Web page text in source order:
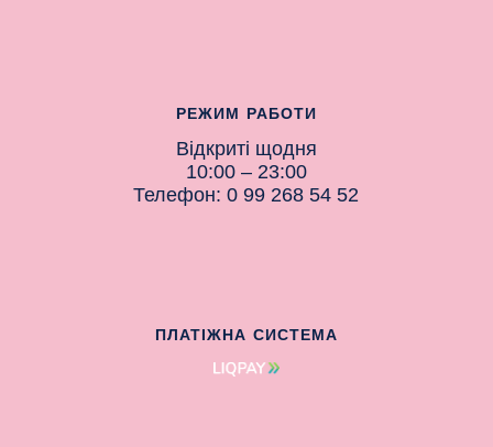
РЕЖИМ РАБОТИ
Відкриті щодня
10:00 – 23:00
Телефон: 0 99 268 54 52
ПЛАТІЖНА СИСТЕМА